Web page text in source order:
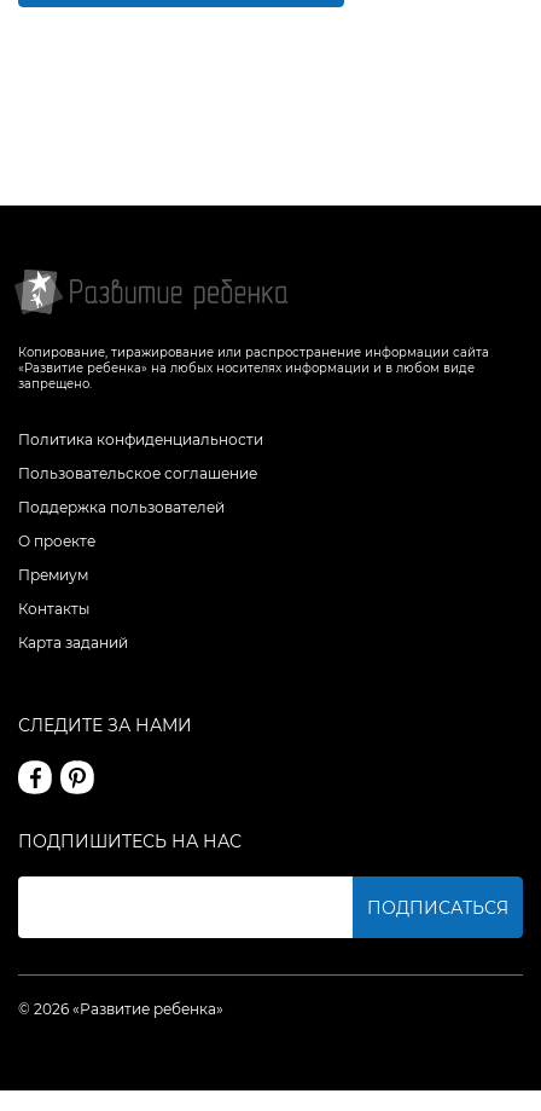
Копирование, тиражирование или распространение информации сайта
«Развитие ребенка» на любых носителях информации и в любом виде
запрещено.
Политика конфиденциальности
Пользовательское соглашение
Поддержка пользователей
О проекте
Премиум
Контакты
Карта заданий
СЛЕДИТЕ ЗА НАМИ
ПОДПИШИТЕСЬ НА НАС
ПОДПИСАТЬСЯ
© 2026 «Развитие ребенка»